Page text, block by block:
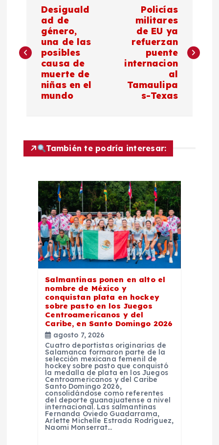
v
c
Desiguald
ad de
género,
una de las
posibles
causa de
muerte de
niñas en el
mundo
Policías
militares
de EU ya
refuerzan
puente
internacion
al
Tamaulipa
s-Texas
También te podría interesar:
Salmantinas ponen en alto el
nombre de México y
conquistan plata en hockey
sobre pasto en los Juegos
Centroamericanos y del
Caribe, en Santo Domingo 2026
agosto 7, 2026
Cuatro deportistas originarias de
Salamanca formaron parte de la
selección mexicana femenil de
hockey sobre pasto que conquistó
la medalla de plata en los Juegos
Centroamericanos y del Caribe
Santo Domingo 2026,
consolidándose como referentes
del deporte guanajuatense a nivel
internacional. Las salmantinas
Fernanda Oviedo Guadarrama,
Arlette Michelle Estrada Rodríguez,
Naomi Monserrat…